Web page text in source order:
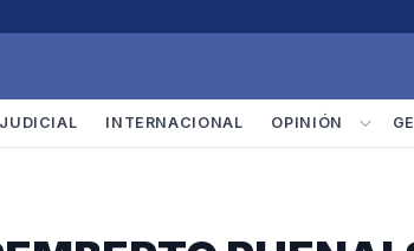
JUDICIAL INTERNACIONAL OPINIÓN